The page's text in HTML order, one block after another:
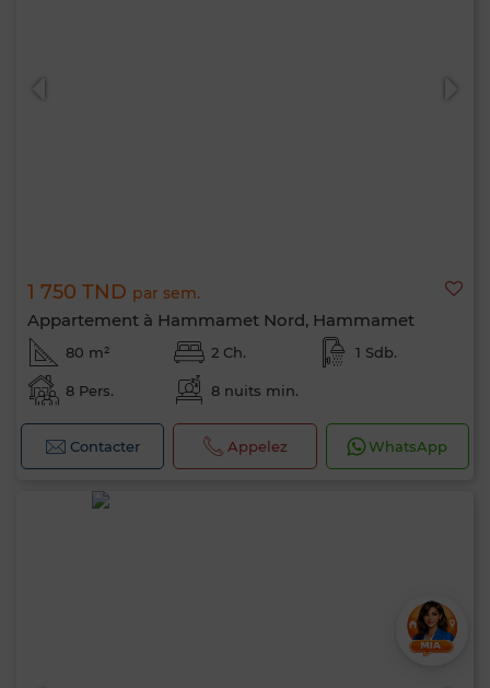
1 750 TND par sem.
Appartement à Hammamet Nord, Hammamet
80 m² 2 Ch. 1 Sdb.
8 Pers. 8 nuits min.
Contacter Appelez WhatsApp